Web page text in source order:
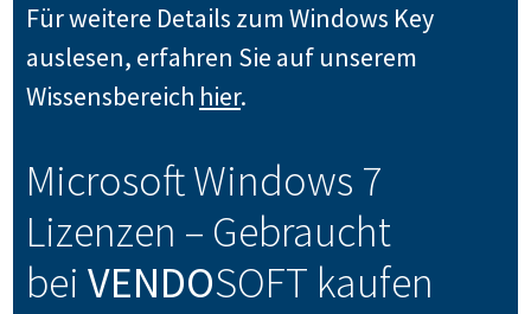
Für weitere Details zum Windows Key
auslesen, erfahren Sie auf unserem
Wissensbereich hier.
Microsoft Windows 7
Lizenzen – Gebraucht
bei VENDOSOFT kaufen